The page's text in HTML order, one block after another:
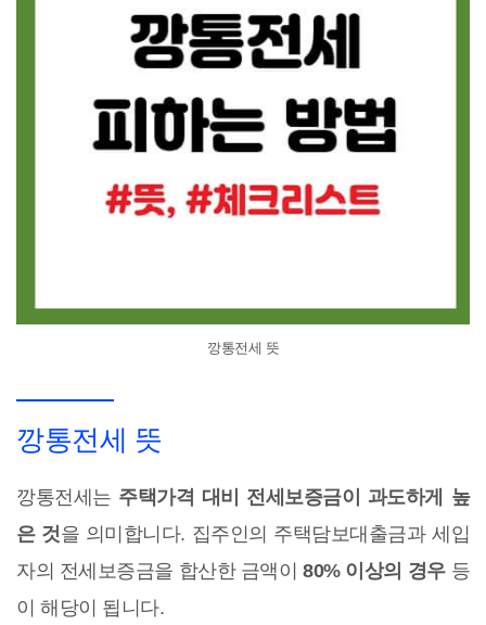
깡통전세 뜻
깡통전세 뜻
깡통전세는 주택가격 대비 전세보증금이 과도하게 높
은 것을 의미합니다. 집주인의 주택담보대출금과 세입
자의 전세보증금을 합산한 금액이80% 이상의 경우등
이 해당이 됩니다.